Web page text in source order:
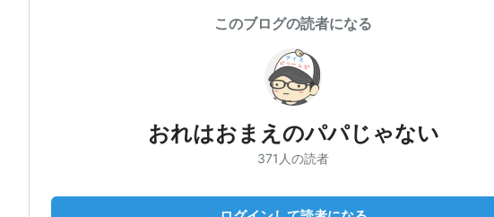
このブログの読者になる
おれはおまえのパパじゃない
371人の読者